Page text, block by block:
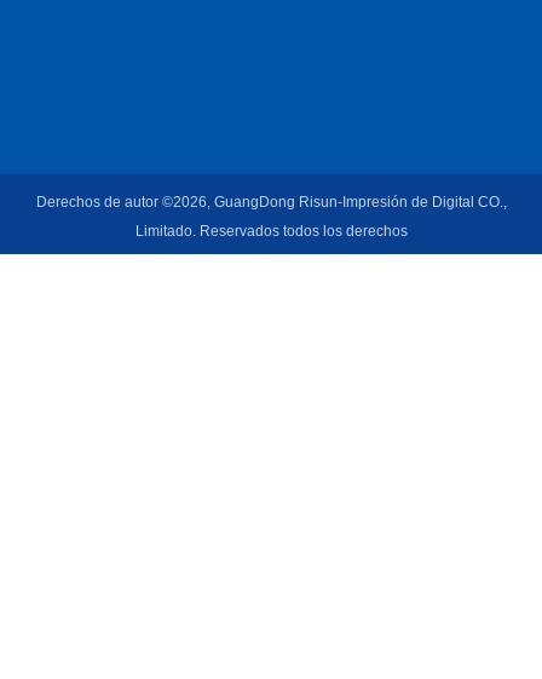
Derechos de autor ©2026, GuangDong Risun-Impresión de Digital CO.,
Limitado. Reservados todos los derechos